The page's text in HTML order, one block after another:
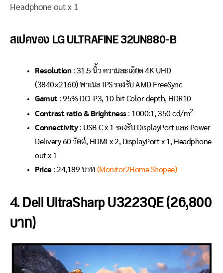
Headphone out x 1
สเปคของ LG ULTRAFINE 32UN880-B
Resolution: 31.5 นิ้ว ความละเอียด 4K UHD
(3840×2160) พาเนล IPS รองรับ AMD FreeSync
Gamut: 95% DCI-P3, 10-bit Color depth, HDR10
Contrast ratio & Brightness: 1000:1, 350 cd/m2
Connectivity: USB-C x 1 รองรับ DisplayPort และ Power
Delivery 60 วัตต์, HDMI x 2, DisplayPort x 1, Headphone
out x 1
Price: 24,189 บาท (Monitor2Home Shopee)
4. Dell UltraSharp U3223QE (26,800
บาท)